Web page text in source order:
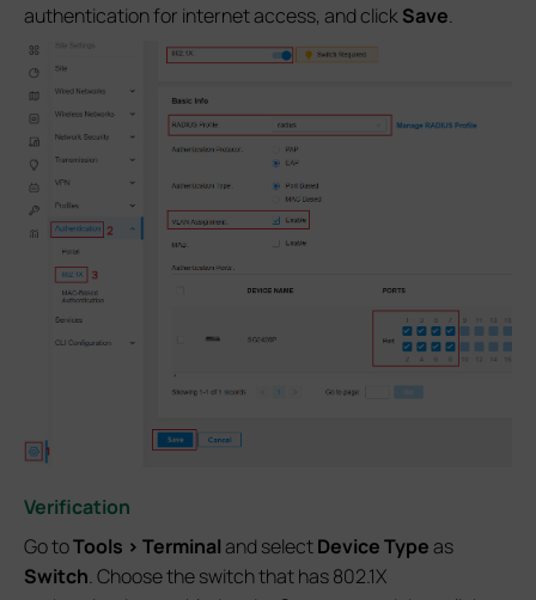
authentication for internet access, and clickSave.
Verification
Go toTools > Terminaland selectDevice Typeas
Switch. Choose the switch that has 802.1X